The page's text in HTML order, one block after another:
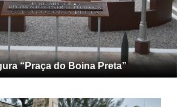
“Praça do Boina Preta”